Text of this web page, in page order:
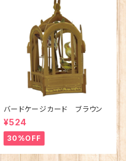
バードケージカード ブラウン
¥524
30%OFF